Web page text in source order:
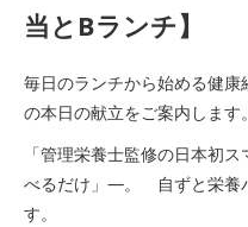
当とBランチ】
毎日のランチから始める健康
の本日の献立をご案内します。
「管理栄養士監修の日本初
べるだけ」―。 自ずと栄養
す。